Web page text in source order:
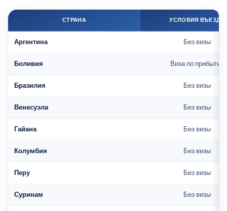
СТРАНА УСЛОВИЯ ВЪЕЗДА
Аргентина Без визы
Боливия Виза по прибытии
Бразилия Без визы
Венесуэла Без визы
Гайана Без визы
Колумбия Без визы
Перу Без визы
Суринам Без визы